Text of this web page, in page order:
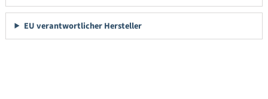
EU verantwortlicher Hersteller